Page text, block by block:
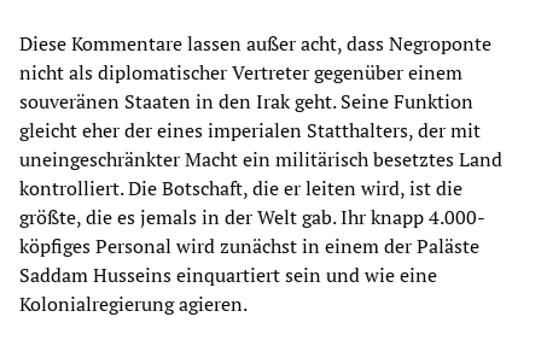
Diese Kommentare lassen außer acht, dass Negroponte
nicht als diplomatischer Vertreter gegenüber einem
souveränen Staaten in den Irak geht. Seine Funktion
gleicht eher der eines imperialen Statthalters, der mit
uneingeschränkter Macht ein militärisch besetztes Land
kontrolliert. Die Botschaft, die er leiten wird, ist die
größte, die es jemals in der Welt gab. Ihr knapp 4.000-
köpfiges Personal wird zunächst in einem der Paläste
Saddam Husseins einquartiert sein und wie eine
Kolonialregierung agieren.